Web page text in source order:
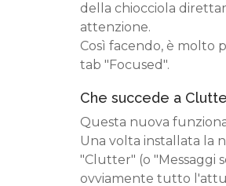
della chiocciola
attenzione.
Così facendo, è molto
tab "Focused".
Che succede a
Questa nuova
Una volta installata la
"Clutter" (o "Messaggi
ovviamente tutto